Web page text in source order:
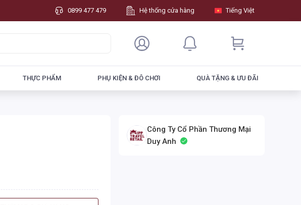
0899 477 479 Hệ thống cửa hàng Tiếng Việt
THỰC PHẨM PHỤ KIỆN & ĐÔ CHƠI QUÀ TẶNG & ƯU ĐÃI
Công Ty Cổ Phần Thương Mại
Duy Anh